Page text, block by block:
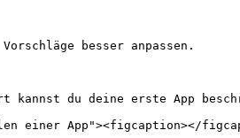
besser anpassen.
kannst du deine erste App
einer App"><figcaption></